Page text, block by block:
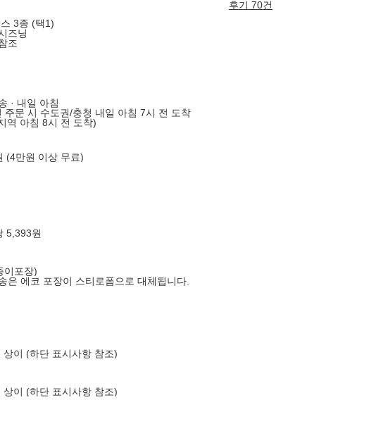
후기 70건
3종 (택1)
즈닝
조
· 내일 아침
주문 시 수도권/충청 내일 아침 7시 전 도착
역 아침 8시 전 도착)
(4만원 이상 무료)
5,393원
이포장)
은 에코 포장이 스티로폼으로 대체됩니다.
상이 (하단 표시사항 참조)
상이 (하단 표시사항 참조)